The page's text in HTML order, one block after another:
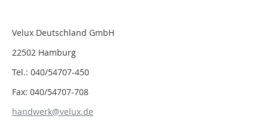
Velux Deutschland GmbH
22502 Hamburg
Tel.: 040/54707-450
Fax: 040/54707-708
handwerk@velux.de